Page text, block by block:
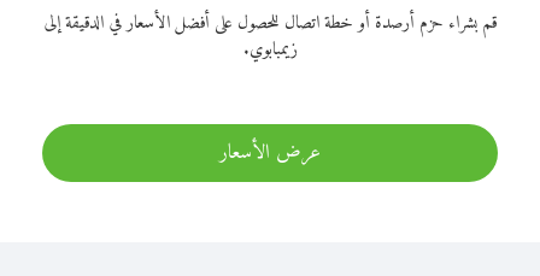
قم بشراء حزم أرصدة أو خطة اتصال للحصول على أفضل الأسعار في الدقيقة إلى
زيمبابوي.
عرض الأسعار